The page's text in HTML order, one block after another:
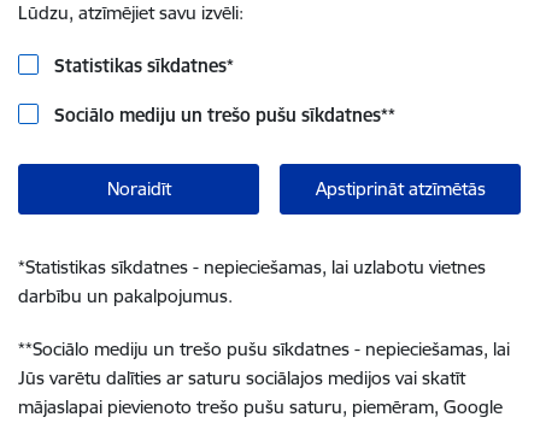
Lūdzu, atzīmējiet savu izvēli:
Statistikas sīkdatnes*
Sociālo mediju un trešo pušu sīkdatnes**
Noraidīt Apstiprināt atzīmētās
*Statistikas sīkdatnes - nepieciešamas, lai uzlabotu vietnes
darbību un pakalpojumus.
**Sociālo mediju un trešo pušu sīkdatnes - nepieciešamas, lai
Jūs varētu dalīties ar saturu sociālajos medijos vai skatīt
mājaslapai pievienoto trešo pušu saturu, piemēram, Google